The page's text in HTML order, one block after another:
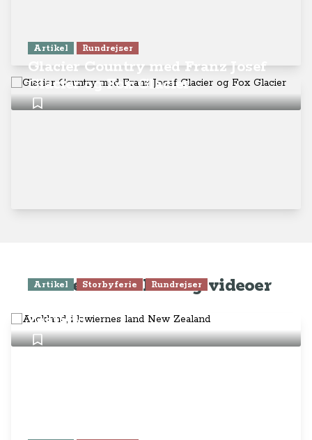
Artikel Rundrejser
Glacier Country med Franz Josef
Glacier og Fox Glacier
Seneste artikler og videoer
Artikel Storbyferie Rundrejser
Zealand